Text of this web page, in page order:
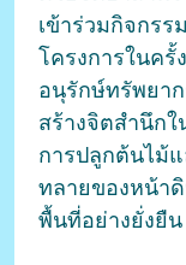
เข้าร่วมกิจกรร
โครงการในครั้
อนุรักษ์ทรัพยา
สร้างจิตสำนึก
การปลูกต้นไม้
ทลายของหน้า
พื้นที่อย่างยั่งยืน